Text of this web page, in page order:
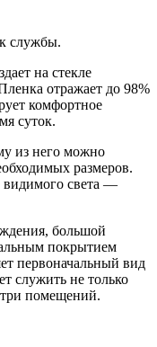
службы.
на стекле
отражает до 98%
комфортное
суток.
из него можно
размеров.
света —
большой
покрытием
первоначальный вид
служить не только
помещений.